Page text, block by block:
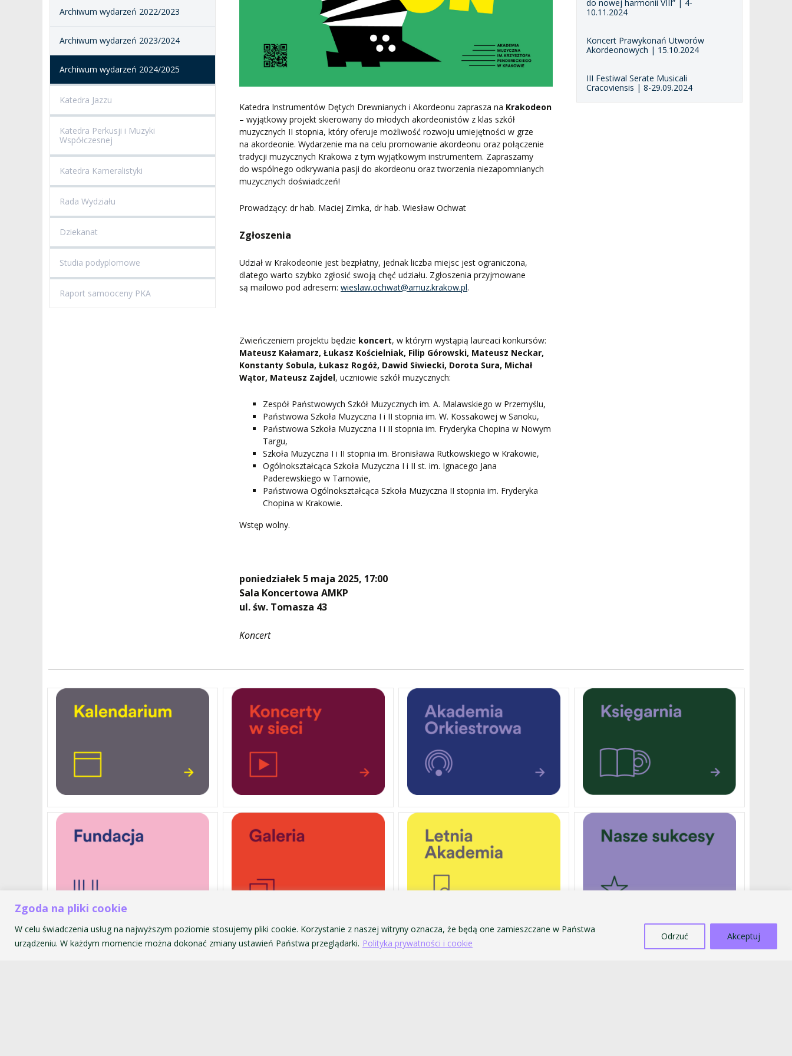
Zgoda na pliki cookie
W celu świadczenia usług na najwyższym poziomie stosujemy pliki cookie. Korzystanie z naszej witryny oznacza, że będą one zamieszczane w Państwa
urządzeniu. W każdym momencie można dokonać zmiany ustawień Państwa przeglądarki. Polityka prywatności i cookie
Odrzuć Akceptuj
Archiwum wydarzeń 2022/2023
Archiwum wydarzeń 2023/2024
Archiwum wydarzeń 2024/2025
Katedra Jazzu
Katedra Perkusji i Muzyki
Współczesnej
Katedra Kameralistyki
Rada Wydziału
Dziekanat
Studia podyplomowe
Raport samooceny PKA
do nowej harmonii VIII” | 4-
10.11.2024
Koncert Prawykonań Utworów
Akordeonowych | 15.10.2024
III Festiwal Serate Musicali
Cracoviensis | 8-29.09.2024
Katedra Instrumentów Dętych Drewnianych i Akordeonu zaprasza na Krakodeon
– wyjątkowy projekt skierowany do młodych akordeonistów z klas szkół
muzycznych II stopnia, który oferuje możliwość rozwoju umiejętności w grze
na akordeonie. Wydarzenie ma na celu promowanie akordeonu oraz połączenie
tradycji muzycznych Krakowa z tym wyjątkowym instrumentem. Zapraszamy
do wspólnego odkrywania pasji do akordeonu oraz tworzenia niezapomnianych
muzycznych doświadczeń!
Prowadzący: dr hab. Maciej Zimka, dr hab. Wiesław Ochwat
Zgłoszenia
Udział w Krakodeonie jest bezpłatny, jednak liczba miejsc jest ograniczona,
dlatego warto szybko zgłosić swoją chęć udziału. Zgłoszenia przyjmowane
są mailowo pod adresem:wieslaw.ochwat@amuz.krakow.pl.
Zwieńczeniem projektu będzie koncert, w którym wystąpią laureaci konkursów:
Mateusz Kałamarz, Łukasz Kościelniak, Filip Górowski, Mateusz Neckar,
Konstanty Sobula, Łukasz Rogóż, Dawid Siwiecki, Dorota Sura, Michał
Wątor, Mateusz Zajdel, uczniowie szkół muzycznych:
Zespół Państwowych Szkół Muzycznych im. A. Malawskiego w Przemyślu,
Państwowa Szkoła Muzyczna I i II stopnia im. W. Kossakowej w Sanoku,
Państwowa Szkoła Muzyczna I i II stopnia im. Fryderyka Chopina w Nowym
Targu,
Szkoła Muzyczna I i II stopnia im. Bronisława Rutkowskiego w Krakowie,
Ogólnokształcąca Szkoła Muzyczna I i II st. im. Ignacego Jana
Paderewskiego w Tarnowie,
Państwowa Ogólnokształcąca Szkoła Muzyczna II stopnia im. Fryderyka
Chopina w Krakowie.
Wstęp wolny.
poniedziałek 5 maja 2025, 17:00
Sala Koncertowa AMKP
ul. św. Tomasza 43
Koncert